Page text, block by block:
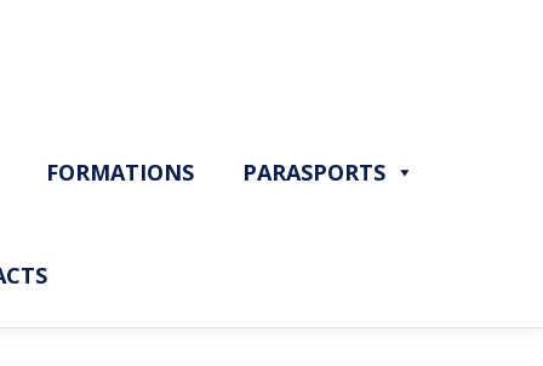
FORMATIONS PARASPORTS